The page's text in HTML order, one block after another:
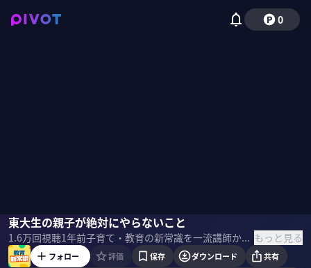
0
東大生の親子が絶対にやらないこと
1.6万回視聴1年前 子育て・教育の新常識を一流講師から学ぶ。偏差値35から東大、漫画『ドラゴン桜』モデルの西岡壱諴氏に東大生の親子の共通点を聞いた。 ＜ゲスト＞ 西岡壱諴｜カルペ・ディエム 代表取締役／東大出身：漫画「ドラゴン桜」のモデル 1996年北海道生まれ 中学時代の成績は最下位、高校時代は偏差値35。「ゲーム式暗算術」「思考法」「読書術」などを開発し、東大に合格。そのノウハウを活かし、2020年に指導コンサルティング会社(株)カルペ・ディエムを設立。 著書『東大読書』『東大作文』『東大思考」はシリーズ45万部突破 もっと見る
りんたろー。（EXIT）西岡壱諴竹内由恵
フォロー 評価 保存 ダウンロード 共有